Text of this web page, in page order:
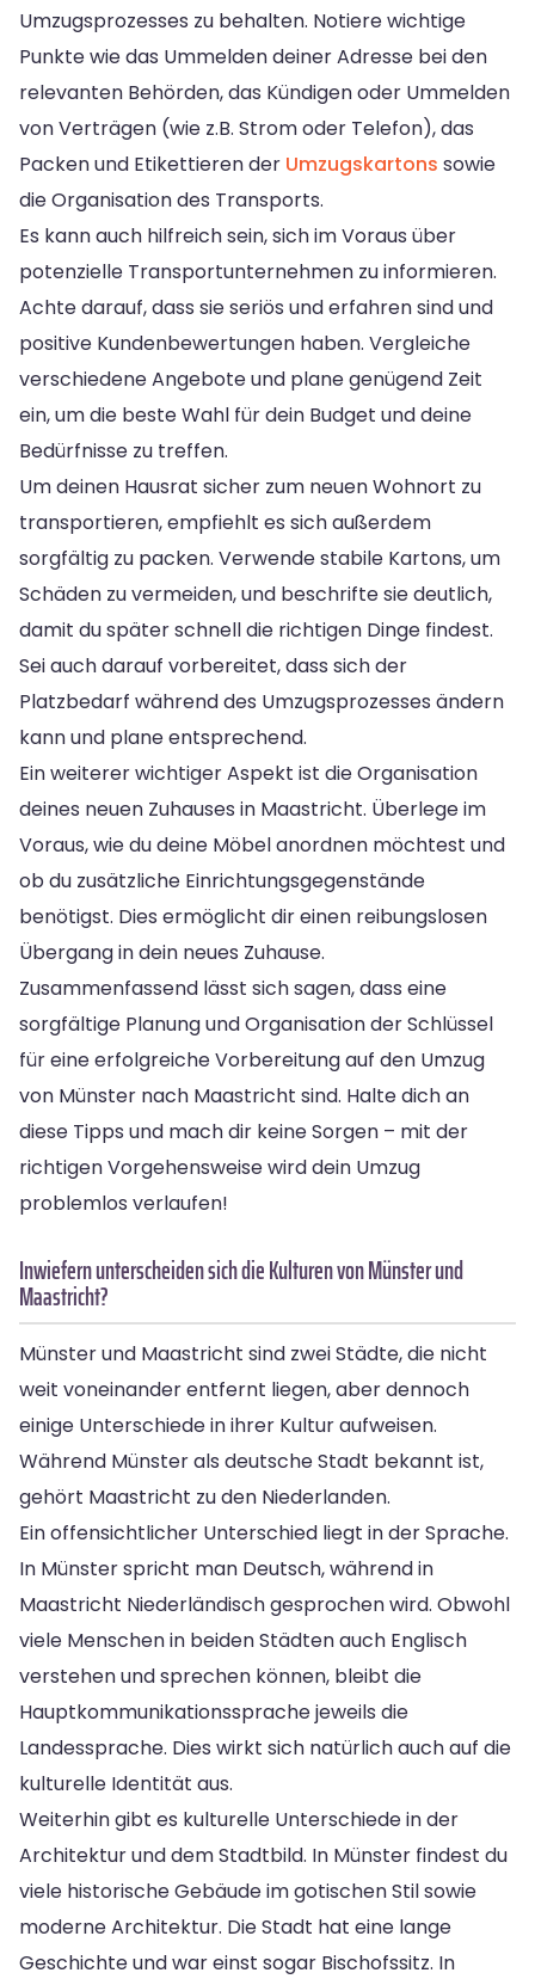
Umzugsprozesses zu behalten. Notiere wichtige
Punkte wie das Ummelden deiner Adresse bei den
relevanten Behörden, das Kündigen oder Ummelden
von Verträgen (wie z.B. Strom oder Telefon), das
Packen und Etikettieren der Umzugskartons sowie
die Organisation des Transports.
Es kann auch hilfreich sein, sich im Voraus über
potenzielle Transportunternehmen zu informieren.
Achte darauf, dass sie seriös und erfahren sind und
positive Kundenbewertungen haben. Vergleiche
verschiedene Angebote und plane genügend Zeit
ein, um die beste Wahl für dein Budget und deine
Bedürfnisse zu treffen.
Um deinen Hausrat sicher zum neuen Wohnort zu
transportieren, empfiehlt es sich außerdem
sorgfältig zu packen. Verwende stabile Kartons, um
Schäden zu vermeiden, und beschrifte sie deutlich,
damit du später schnell die richtigen Dinge findest.
Sei auch darauf vorbereitet, dass sich der
Platzbedarf während des Umzugsprozesses ändern
kann und plane entsprechend.
Ein weiterer wichtiger Aspekt ist die Organisation
deines neuen Zuhauses in Maastricht. Überlege im
Voraus, wie du deine Möbel anordnen möchtest und
ob du zusätzliche Einrichtungsgegenstände
benötigst. Dies ermöglicht dir einen reibungslosen
Übergang in dein neues Zuhause.
Zusammenfassend lässt sich sagen, dass eine
sorgfältige Planung und Organisation der Schlüssel
für eine erfolgreiche Vorbereitung auf den Umzug
von Münster nach Maastricht sind. Halte dich an
diese Tipps und mach dir keine Sorgen – mit der
richtigen Vorgehensweise wird dein Umzug
problemlos verlaufen!
Inwiefern unterscheiden sich die Kulturen von Münster und
Maastricht?
Münster und Maastricht sind zwei Städte, die nicht
weit voneinander entfernt liegen, aber dennoch
einige Unterschiede in ihrer Kultur aufweisen.
Während Münster als deutsche Stadt bekannt ist,
gehört Maastricht zu den Niederlanden.
Ein offensichtlicher Unterschied liegt in der Sprache.
In Münster spricht man Deutsch, während in
Maastricht Niederländisch gesprochen wird. Obwohl
viele Menschen in beiden Städten auch Englisch
verstehen und sprechen können, bleibt die
Hauptkommunikationssprache jeweils die
Landessprache. Dies wirkt sich natürlich auch auf die
kulturelle Identität aus.
Weiterhin gibt es kulturelle Unterschiede in der
Architektur und dem Stadtbild. In Münster findest du
viele historische Gebäude im gotischen Stil sowie
moderne Architektur. Die Stadt hat eine lange
Geschichte und war einst sogar Bischofssitz. In